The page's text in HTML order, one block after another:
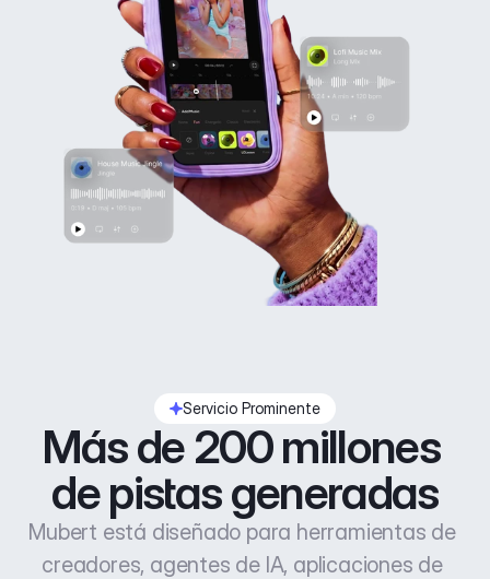
Servicio Prominente
Más de 200 millones
de pistas generadas
Mubert está diseñado para herramientas de
creadores, agentes de IA, aplicaciones de